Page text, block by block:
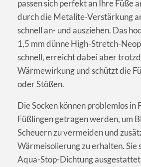
passen sich perfekt an Ihre Füße
durch die Metalite-Verstärkung
schnell an- und ausziehen. Das
1,5 mm dünne High-Stretch-
schnell, erreicht dabei aber
Wärmewirkung und schützt die
oder Stößen.
Die Socken können problemlos in
Füßlingen getragen werden, um
Scheuern zu vermeiden und
Wärmeisolierung zu erhalten. Sie
Aqua-Stop-Dichtung